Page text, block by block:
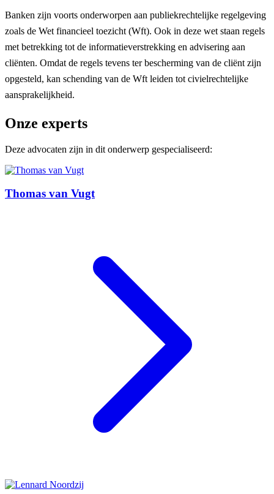
Banken zijn voorts onderworpen aan publiekrechtelijke regelgeving
zoals de Wet financieel toezicht (Wft). Ook in deze wet staan regels
met betrekking tot de informatieverstrekking en advisering aan
cliënten. Omdat de regels tevens ter bescherming van de cliënt zijn
opgesteld, kan schending van de Wft leiden tot civielrechtelijke
aansprakelijkheid.
Onze experts
Deze advocaten zijn in dit onderwerp gespecialiseerd:
Thomas van Vugt